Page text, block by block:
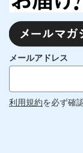
メールアドレス
利用規約を必ず確